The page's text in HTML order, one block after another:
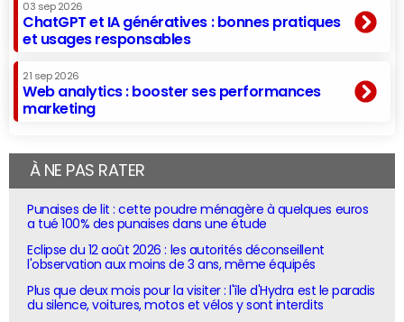
03 sep 2026
ChatGPT et IA génératives : bonnes pratiques
et usages responsables
21 sep 2026
Web analytics : booster ses performances
marketing
À NE PAS RATER
Punaises de lit : cette poudre ménagère à quelques euros
a tué 100% des punaises dans une étude
Eclipse du 12 août 2026 : les autorités déconseillent
l'observation aux moins de 3 ans, même équipés
Plus que deux mois pour la visiter : l'île d'Hydra est le paradis
du silence, voitures, motos et vélos y sont interdits